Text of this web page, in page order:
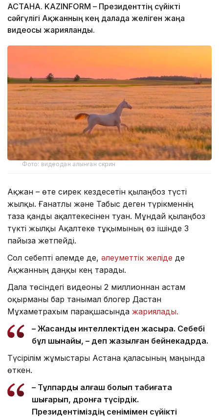
АСТАНА. KAZINFORM – Президенттің сүйікті
сәйгүлігі Ақжанның кең далада желіген жаңа
видеосы жарияланды.
Фото: видеодан алынған скрин
Ақжан – өте сирек кездесетін қылаңбоз түсті
жылқы. Ғанатлы және Табыс деген түрікменнің
таза қанды ақалтекесінен туған. Мұндай қылаңбоз
түкті жылқы Ақалтеке тұқымының өз ішінде 3
пайызға жетпейді.
Сол себепті әлемде де, әлеуметтік желіде де
Ақжанның даңқы кең тарады.
Дала төсіндегі видеоны 2 миллионнан астам
оқырманы бар танымал блогер Дастан
Мұхаметрахым парақшасында жариялады.
– Жасанды интеллектіден жақсырақ. Себебі
бұл шынайы, – деп жазылған бейнекадрда.
Түсірілім жұмыстары Астана қаласының маңында
өткен.
– Тұлпарды алғаш болып табиғатқа
шығарып, дронға түсірдік.
Президентіміздің сенімімен сүйікті